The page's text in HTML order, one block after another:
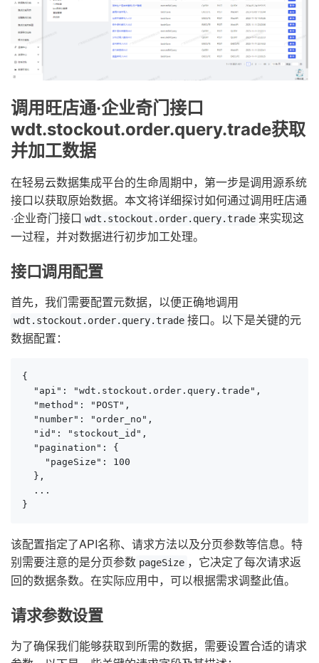
调用旺店通·企业奇门接口
wdt.stockout.order.query.trade获取
并加工数据
在轻易云数据集成平台的生命周期中，第一步是调用源系统
接口以获取原始数据。本文将详细探讨如何通过调用旺店通
·企业奇门接口 wdt.stockout.order.query.trade 来实现这
一过程，并对数据进行初步加工处理。
接口调用配置
首先，我们需要配置元数据，以便正确地调用
wdt.stockout.order.query.trade 接口。以下是关键的元
数据配置：
{
  "api": "wdt.stockout.order.query.trade",
  "method": "POST",
  "number": "order_no",
  "id": "stockout_id",
  "pagination": {
    "pageSize": 100
  },
  ...
}
该配置指定了API名称、请求方法以及分页参数等信息。特
别需要注意的是分页参数 pageSize ，它决定了每次请求返
回的数据条数。在实际应用中，可以根据需求调整此值。
请求参数设置
为了确保我们能够获取到所需的数据，需要设置合适的请求